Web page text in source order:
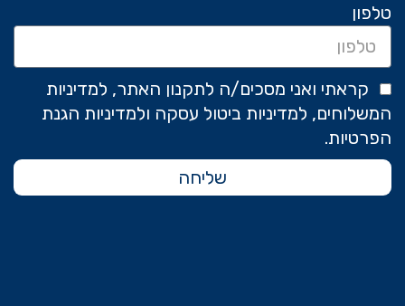
טלפון
קראתי ואני מסכים/ה לתקנון האתר, למדיניות
המשלוחים, למדיניות ביטול עסקה ולמדיניות הגנת
הפרטיות.
שליחה